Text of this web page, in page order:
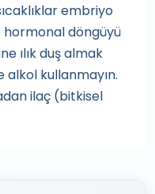
embriyo
hormonal döngüyü
ılık duş almak
kullanmayın.
ilaç (bitkisel